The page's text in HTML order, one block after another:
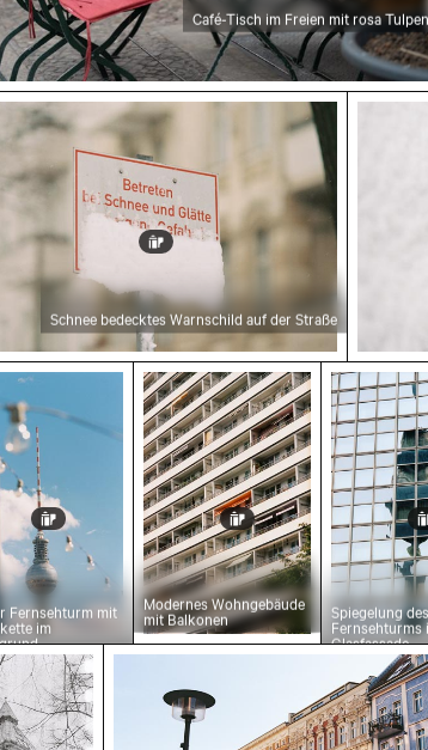
Café-Tisch im Freien mit rosa Tulpen
bedecktes Warnschild auf der Straße
Schnee bedecktes Warnschild auf der Straße
Fernsehturm mit Lichterkette im
Fernsehturm mit
im
Modernes Wohngebäude
Modernes Wohngebäude
mit Balkonen Spiegelung
Fernsehturms
Glasfassade
Gebäude mit Turm im Winter
Historische Gebäude entlang